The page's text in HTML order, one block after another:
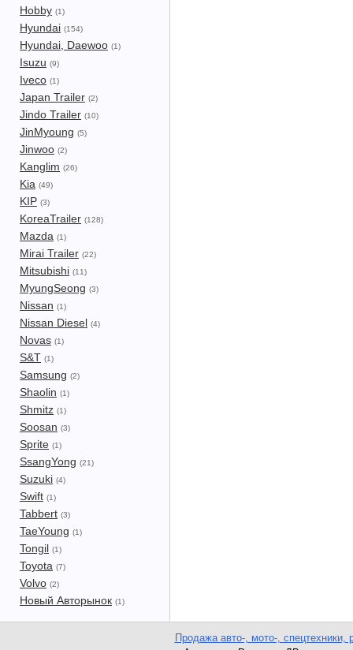
Hobby (1)
Hyundai (154)
Hyundai, Daewoo (1)
Isuzu (9)
Iveco (1)
Japan Trailer (2)
Jindo Trailer (10)
JinMyoung (5)
Jinwoo (2)
Kanglim (26)
Kia (49)
KIP (3)
KoreaTrailer (128)
Mazda (1)
Mirai Trailer (22)
Mitsubishi (11)
MyungSeong (3)
Nissan (1)
Nissan Diesel (4)
Novas (1)
S&T (1)
Samsung (2)
Shaolin (1)
Shmitz (1)
Soosan (3)
Sprite (1)
SsangYong (21)
Suzuki (4)
Swift (1)
Tabbert (3)
TaeYoung (1)
Tongil (1)
Toyota (7)
Volvo (2)
Новый Авторынок (1)
Продажа авто-, мото-, спецтехники,